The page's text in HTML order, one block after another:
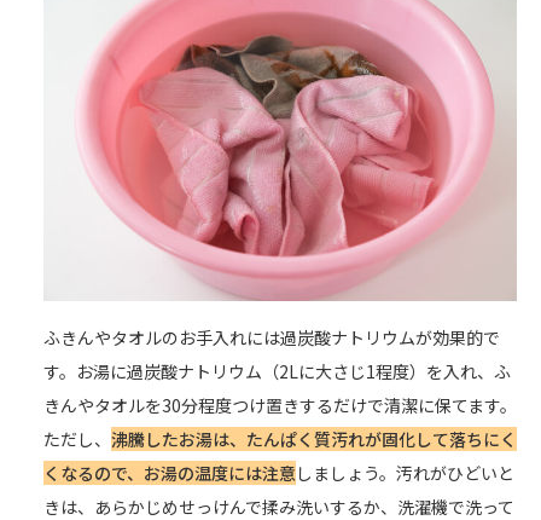
ふきんやタオルのお手入れには過炭酸ナトリウムが効果的で
す。お湯に過炭酸ナトリウム（2Lに大さじ1程度）を入れ、ふ
きんやタオルを30分程度つけ置きするだけで清潔に保てます。
ただし、 沸騰したお湯は、たんぱく質汚れが固化して落ちにく
くなるので、お湯の温度には注意 しましょう。汚れがひどいと
きは、あらかじめせっけんで揉み洗いするか、洗濯機で洗って